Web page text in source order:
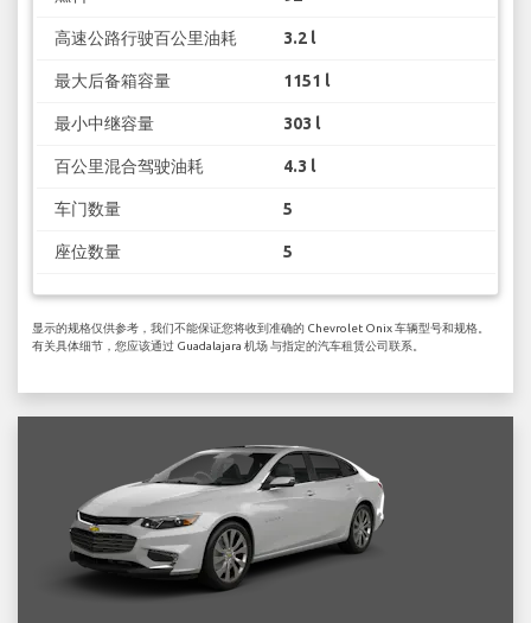
高速公路行驶百公里油耗 3.2 l
最大后备箱容量 1151 l
最小中继容量 303 l
百公里混合驾驶油耗 4.3 l
车门数量 5
座位数量 5
显示的规格仅供参考，我们不能保证您将收到准确的 Chevrolet Onix 车辆型号和规格。
有关具体细节，您应该通过 Guadalajara 机场 与指定的汽车租赁公司联系。